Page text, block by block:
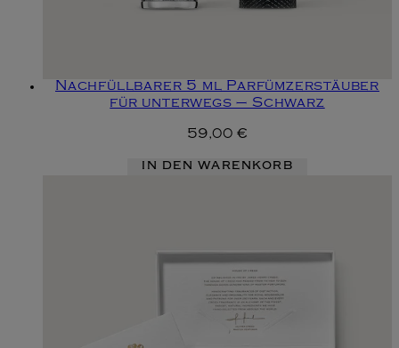
Nachfüllbarer 5 ml Parfümzerstäuber
für unterwegs – Schwarz
59,00 €
IN DEN WARENKORB